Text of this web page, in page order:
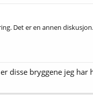
Det er en annen
disse bryggene jeg